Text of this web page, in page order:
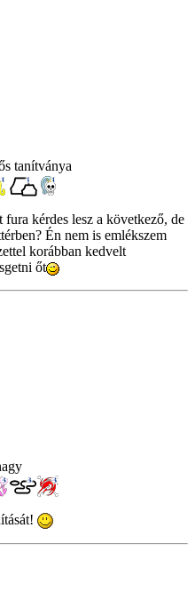
tanítványa
kérdes lesz a következő, de
Én nem is emlékszem
korábban kedvelt
őt